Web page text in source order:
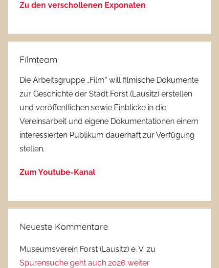
Zu den verschollenen Exponaten
Filmteam
Die Arbeitsgruppe „Film“ will filmische Dokumente
zur Geschichte der Stadt Forst (Lausitz) erstellen
und veröffentlichen sowie Einblicke in die
Vereinsarbeit und eigene Dokumentationen einem
interessierten Publikum dauerhaft zur Verfügung
stellen.
Zum Youtube-Kanal
Neueste Kommentare
Museumsverein Forst (Lausitz) e. V. zu
Spurensuche geht auch 2026 weiter